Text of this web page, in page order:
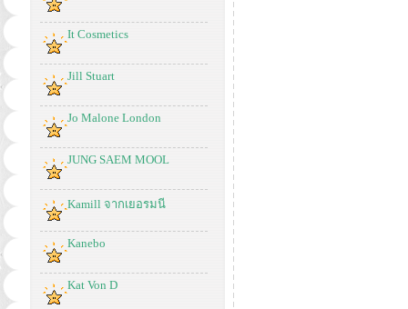
It Cosmetics
Jill Stuart
Jo Malone London
JUNG SAEM MOOL
Kamill จากเยอรมนี
Kanebo
Kat Von D